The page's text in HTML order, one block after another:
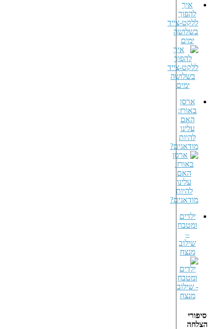
איך
להפוך
ללקט-צייד
בשלושה
ימים
ארסן
באורז:
האם
עלינו
להיות
מודאגים?
ילדים
ומטבח
–
שילוב
מנצח
סיפורי
הצלחה